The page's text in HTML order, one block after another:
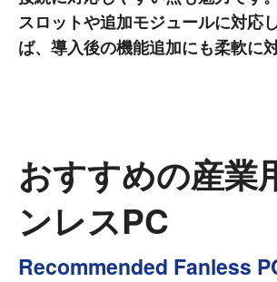
スロットや追加モジュールに対応
ば、導入後の機能追加にも柔軟に
おすすめの産業
ンレスPC
Recommended Fanless